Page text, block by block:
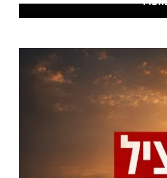
>
הסעות בדרום 2026: כך מתכננים
מושלמת לנגב,